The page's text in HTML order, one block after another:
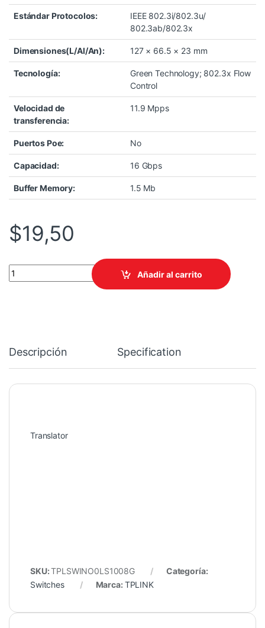
Estándar Protocolos:
IEEE 802.3i/802.3u/
802.3ab/802.3x
Dimensiones(L/Al/An): 127 × 66.5 × 23 mm
Tecnología:
Green Technology; 802.3x Flow
Control
Velocidad de
transferencia:
11.9 Mpps
Puertos Poe: No
Capacidad: 16 Gbps
Buffer Memory: 1.5 Mb
$19,50
SWITCH TP-LINK LS1008G 8 PUERTOS GIGABIT ETHERNET,
Añadir al carrito
Descripción Specification
Translator
SKU:TPLSWINO0LS1008G
Categoría:
Switches
Marca: TPLINK